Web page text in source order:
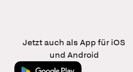
Jetzt auch als App für iOS
und Android
Jetzt bei Google Play